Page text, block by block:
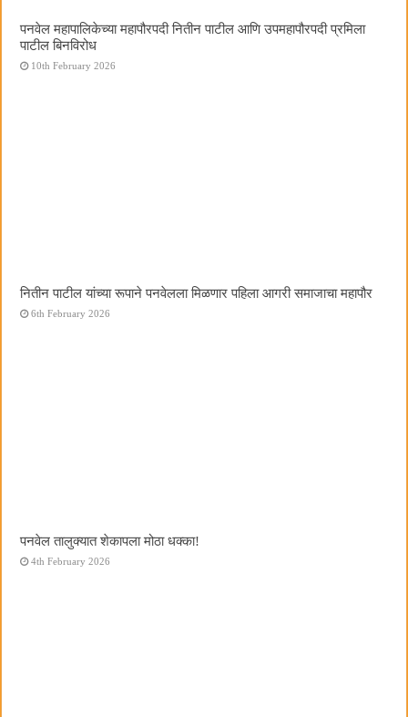
पनवेल महापालिकेच्या महापौरपदी नितीन पाटील आणि उपमहापौरपदी प्रमिला
पाटील बिनविरोध
10th February 2026
नितीन पाटील यांच्या रूपाने पनवेलला मिळणार पहिला आगरी समाजाचा महापौर
6th February 2026
पनवेल तालुक्यात शेकापला मोठा धक्का!
4th February 2026